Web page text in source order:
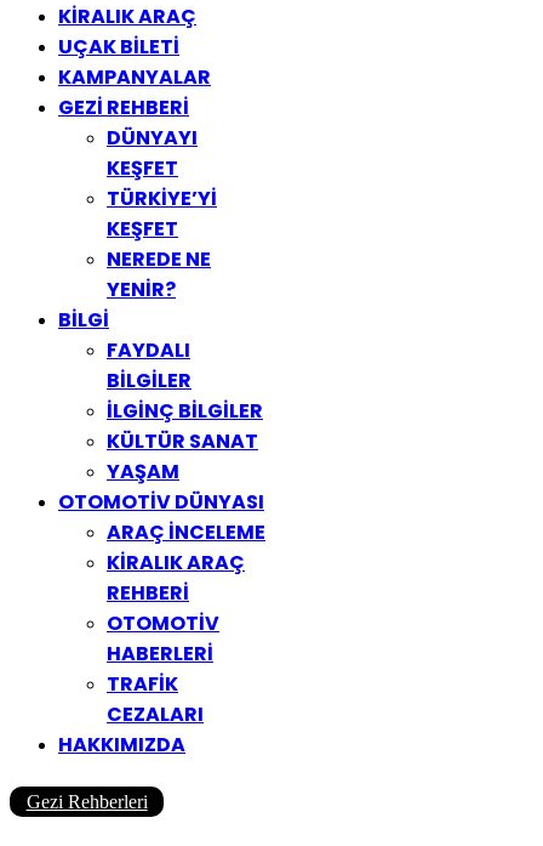
KİRALIK ARAÇ
UÇAK BİLETİ
KAMPANYALAR
GEZİ REHBERİ
DÜNYAYI
KEŞFET
TÜRKİYE’Yİ
KEŞFET
NEREDE NE
YENİR?
BİLGİ
FAYDALI
BİLGİLER
İLGİNÇ BİLGİLER
KÜLTÜR SANAT
YAŞAM
OTOMOTİV DÜNYASI
ARAÇ İNCELEME
KİRALIK ARAÇ
REHBERİ
OTOMOTİV
HABERLERİ
TRAFİK
CEZALARI
HAKKIMIZDA
Gezi Rehberleri